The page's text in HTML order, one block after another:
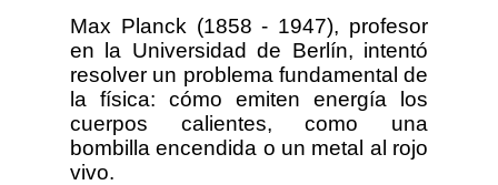
Max Planck (1858 - 1947), profesor
en la Universidad de Berlín, intentó
resolver un problema fundamental de
la física: cómo emiten energía los
cuerpos calientes, como una
bombilla encendida o un metal al rojo
vivo.